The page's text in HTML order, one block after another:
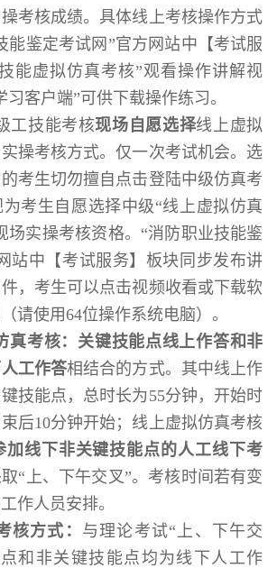
考核成绩。具体线上考核操作方式
能鉴定考试网 ”官方网站中【考试服
能虚拟仿真考核”观看操作讲解视
习客户端”可供下载操作练习。
工技能考核现场 自愿选择线上虚拟
操考核方式。仅一次考试机会。选
考生切勿擅自点击登陆中级仿真考
考生自愿选择中级“线上虚拟仿真
场实操考核资格。 “消防职业技能鉴
站中 【考试服务】板块同步发布讲
，考生可以点击视频收看或下载软
请使用64位操作系统电脑）。
真考核： 关键技能点线上作答和非
工作答相结合的方式。其中线上作
技能点，总时长为55分钟，开始时
后10分钟开始；线上虚拟仿真考核
加线下非关键技能点的人工线下考
“ 上、下午交叉”。考核时间若有变
作人员安排。
核方式： 与理论考试“ 上、下午交
和非关键技能点均为线下人工作